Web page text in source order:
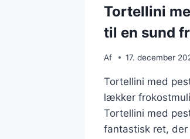
Tortellini
til en sund
Af 17. december
Tortellini med
lækker
Tortellini med
fantastisk ret,